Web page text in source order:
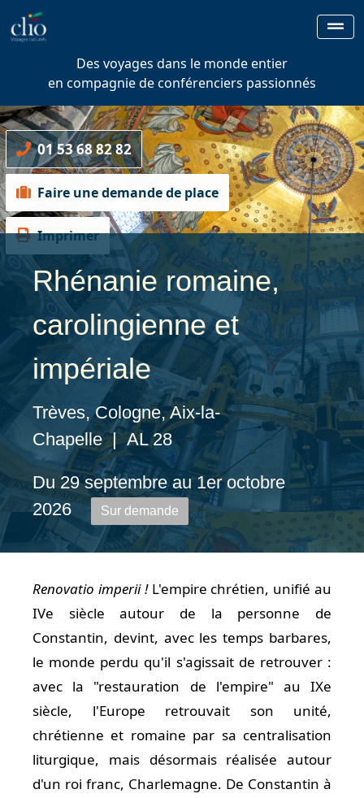
Des voyages dans le monde entier
en compagnie de conférenciers passionnés
01 53 68 82 82
Faire une demande de place
Imprimer
Rhénanie romaine,
carolingienne et
impériale
Trèves, Cologne, Aix-la-
Chapelle | AL 28
Du 29 septembre au 1er octobre
2026
Sur demande
Renovatio imperii !L'empire chrétien, unifié au
IVe siècle autour de la personne de
Constantin, devint, avec les temps barbares,
le monde perdu qu'il s'agissait de retrouver :
avec la "restauration de l'empire" au IXe
siècle, l'Europe retrouvait son unité,
chrétienne et romaine par sa centralisation
liturgique, mais désormais réalisée autour
d'un roi franc, Charlemagne. De Constantin à